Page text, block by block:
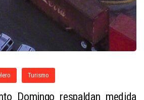
Turismo
Domingo respaldan medida